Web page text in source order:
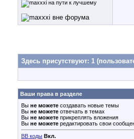
Здесь присутствуют: 1
Ваши права в разделе
Вы не можете создавать новые темы
Вы не можете отвечать в темах
Вы не можете прикреплять вложения
Вы не можете редактировать свои
BB коды Вкл.